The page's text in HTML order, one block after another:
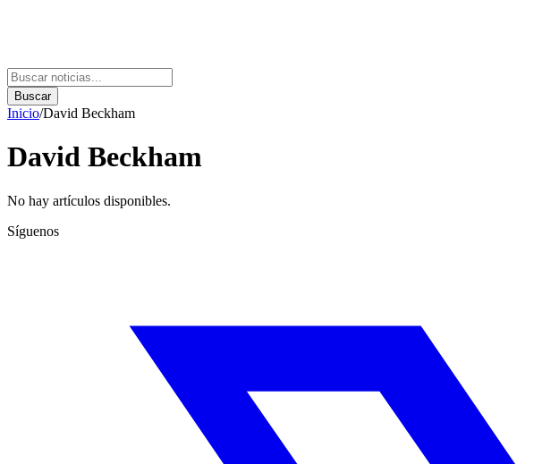
Buscar
Inicio/David Beckham
David Beckham
No hay artículos disponibles.
Síguenos